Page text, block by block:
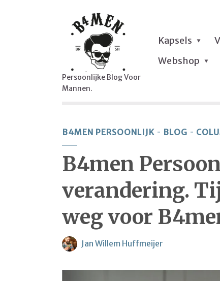
Persoonlijke Blog Voor
Mannen.
Kapsels
Webshop
B4MEN PERSOONLIJK BLOG
B4men
verandering.
weg voor
Jan Willem Huffmeijer